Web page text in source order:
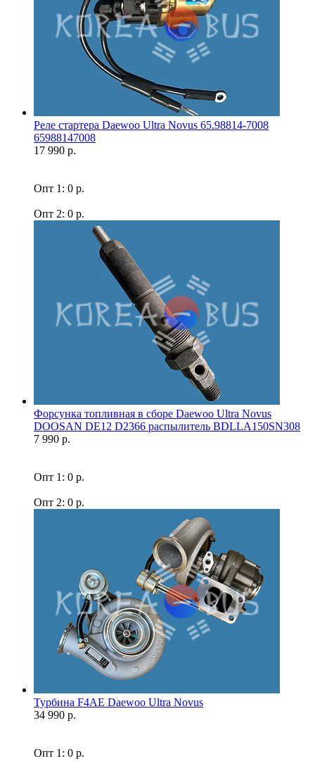
Реле стартера Daewoo Ultra Novus 65.98814-7008
65988147008
17 990 р.
Опт 1: 0 р.
Опт 2: 0 р.
Форсунка топливная в сборе Daewoo Ultra Novus
DOOSAN DE12 D2366 распылитель BDLLA150SN308
7 990 р.
Опт 1: 0 р.
Опт 2: 0 р.
Турбина F4AE Daewoo Ultra Novus
34 990 р.
Опт 1: 0 р.